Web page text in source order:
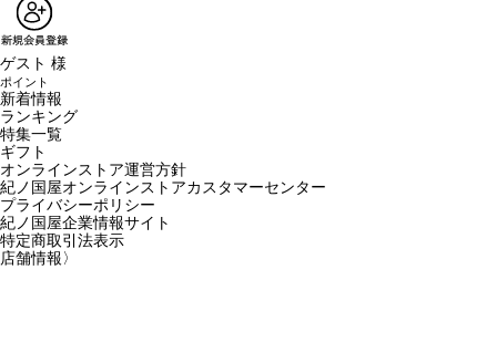
ゲスト 様
ポイント
新着情報
ランキング
特集一覧
ギフト
オンラインストア運営方針
紀ノ国屋オンラインストアカスタマーセンター
プライバシーポリシー
紀ノ国屋企業情報サイト
特定商取引法表示
店舗情報〉